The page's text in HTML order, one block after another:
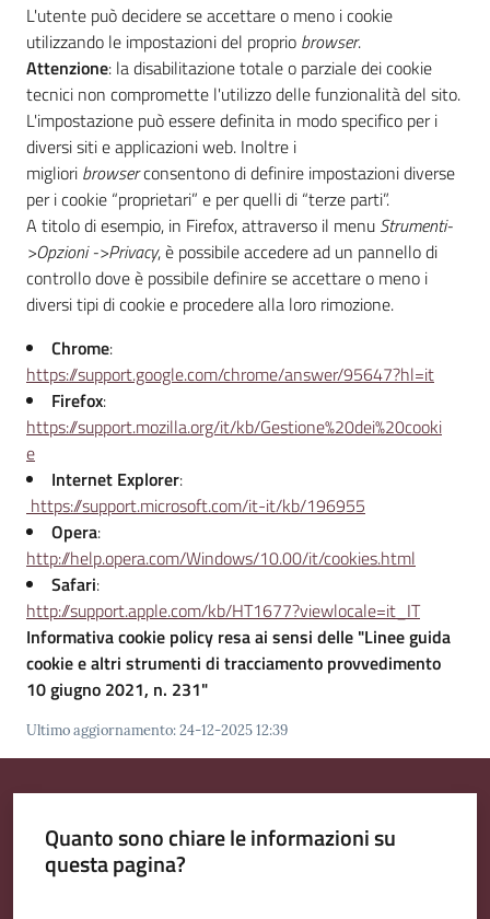
L'utente può decidere se accettare o meno i cookie
utilizzando le impostazioni del proprio browser.
Attenzione: la disabilitazione totale o parziale dei cookie
tecnici non compromette l'utilizzo delle funzionalità del sito.
L'impostazione può essere definita in modo specifico per i
diversi siti e applicazioni web. Inoltre i
migliori browserconsentono di definire impostazioni diverse
per i cookie “proprietari” e per quelli di “terze parti”.
A titolo di esempio, in Firefox, attraverso il menu Strumenti-
>Opzioni ->Privacy, è possibile accedere ad un pannello di
controllo dove è possibile definire se accettare o meno i
diversi tipi di cookie e procedere alla loro rimozione.
Chrome:
https://support.google.com/chrome/answer/95647?hl=it
Firefox:
https://support.mozilla.org/it/kb/Gestione%20dei%20cooki
e
Internet Explorer:
https://support.microsoft.com/it-it/kb/196955
Opera:
http://help.opera.com/Windows/10.00/it/cookies.html
Safari:
http://support.apple.com/kb/HT1677?viewlocale=it_IT
Informativa cookie policy resa ai sensi delle "Linee guida
cookie e altri strumenti di tracciamento provvedimento
10 giugno 2021, n. 231"
Ultimo aggiornamento:24-12-2025 12:39
Quanto sono chiare le informazioni su
questa pagina?